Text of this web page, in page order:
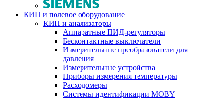
КИП и полевое оборудование
КИП и анализаторы
Аппаратные ПИД-регуляторы
Бесконтактные выключатели
Измерительные преобразователи для
давления
Измерительные устройства
Приборы измерения температуры
Расходомеры
Системы идентификации MOBY